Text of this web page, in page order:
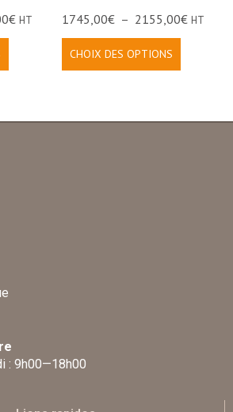
€ HT 1745,00€ – 2155,00€ HT
CHOIX DES OPTIONS
: 9h00—18h00